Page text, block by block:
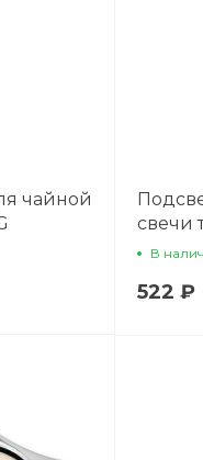
чайной
свечи
см,
В
522 ₽